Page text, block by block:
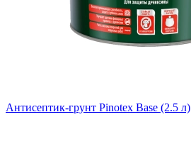
Антисептик-грунт Pinotex Base (2.5 л)